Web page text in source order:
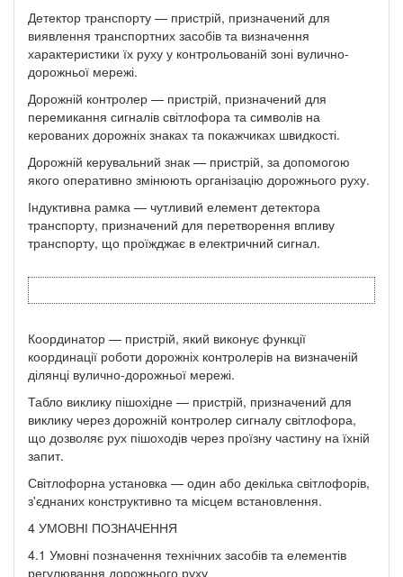
Детектор транспорту — пристрій, призначений для
виявлення транспортних засобів та ви­значення
характеристики їх руху у контрольованій зоні вулично-
дорожньої мережі.
Дорожній контролер — пристрій, призначений для
перемикання сигналів світлофора та сим­волів на
керованих дорожніх знаках та покажчиках швидкості.
Дорожній керувальний знак — пристрій, за допомогою
якого оперативно змінюють органі­зацію дорожнього руху.
Індуктивна рамка — чутливий елемент детектора
транспорту, призначений для перетворення впливу
транспорту, що проїжджає в електричний сигнал.
Координатор — пристрій, який виконує функції
координації роботи дорожніх контролерів на визначеній
ділянці вулично-дорожньої мережі.
Табло виклику пішохідне — пристрій, призначений для
виклику через дорожній контролер сигналу світлофора,
що дозволяє рух пішоходів через проїзну частину на їхній
запит.
Світлофорна установка — один або декілька світлофорів,
з'єднаних конструктивно та місцем встановлення.
4 УМОВНІ ПОЗНАЧЕННЯ
4.1 Умовні позначення технічних засобів та елементів
регулювання дорожнього руху